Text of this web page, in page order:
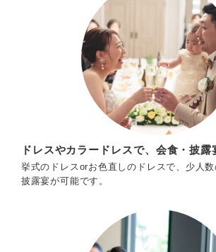
ドレスやカラードレスで、会食・披露
挙式のドレスorお色直しのドレスで、少人
披露宴が可能です。